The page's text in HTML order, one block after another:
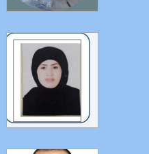
التفاصيل
التفاصيل